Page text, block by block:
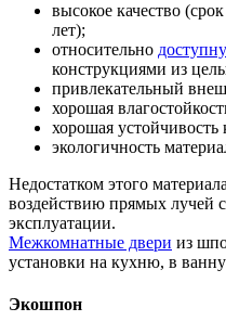
высокое качество
лет);
относительно
конструкциями из
привлекательный
хорошая
хорошая устойчивость
экологичность
Недостатком этого
воздействию прямых лучей
эксплуатации.
Межкомнатные двери из
установки на кухню, в
Экошпон